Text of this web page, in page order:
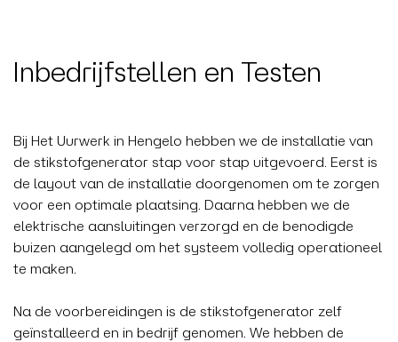
Inbedrijfstellen en Testen
Bij Het Uurwerk in Hengelo hebben we de installatie van
de stikstofgenerator stap voor stap uitgevoerd. Eerst is
de layout van de installatie doorgenomen om te zorgen
voor een optimale plaatsing. Daarna hebben we de
elektrische aansluitingen verzorgd en de benodigde
buizen aangelegd om het systeem volledig operationeel
te maken.
Na de voorbereidingen is de stikstofgenerator zelf
geïnstalleerd en in bedrijf genomen. We hebben de